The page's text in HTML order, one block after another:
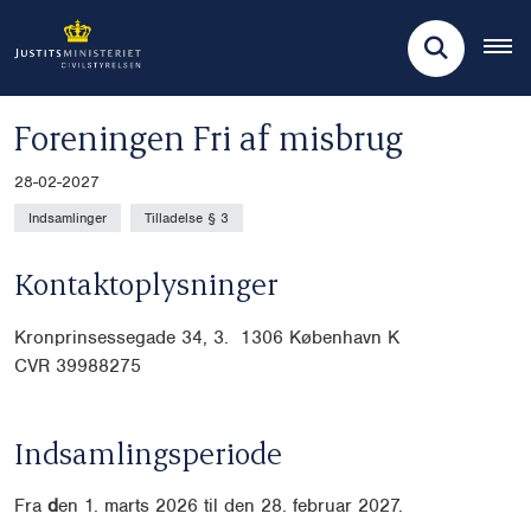
Foreningen Fri af misbrug
28-02-2027
Indsamlinger Tilladelse § 3
Kontaktoplysninger
Kronprinsessegade 34, 3. 1306 København K
CVR 39988275
Indsamlingsperiode
Fra den 1. marts 2026 til den 28. februar 2027.